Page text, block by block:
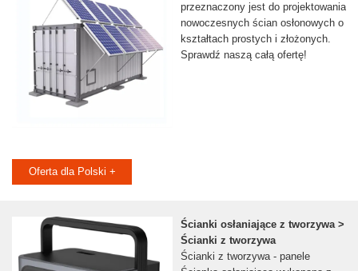
przeznaczony jest do projektowania
nowoczesnych ścian osłonowych o
kształtach prostych i złożonych.
Sprawdź naszą całą ofertę!
Oferta dla Polski +
Ścianki osłaniające z tworzywa >
Ścianki z tworzywa
Ścianki z tworzywa - panele